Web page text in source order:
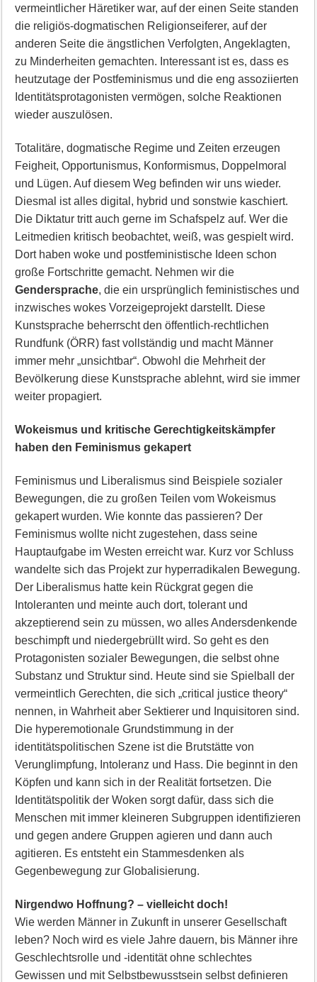
vermeintlicher Häretiker war, auf der einen Seite standen
die religiös-dogmatischen Religionseiferer, auf der
anderen Seite die ängstlichen Verfolgten, Angeklagten,
zu Minderheiten gemachten. Interessant ist es, dass es
heutzutage der Postfeminismus und die eng assoziierten
Identitätsprotagonisten vermögen, solche Reaktionen
wieder auszulösen.
Totalitäre, dogmatische Regime und Zeiten erzeugen
Feigheit, Opportunismus, Konformismus, Doppelmoral
und Lügen. Auf diesem Weg befinden wir uns wieder.
Diesmal ist alles digital, hybrid und sonstwie kaschiert.
Die Diktatur tritt auch gerne im Schafspelz auf. Wer die
Leitmedien kritisch beobachtet, weiß, was gespielt wird.
Dort haben woke und postfeministische Ideen schon
große Fortschritte gemacht. Nehmen wir die
Gendersprache, die ein ursprünglich feministisches und
inzwisches wokes Vorzeigeprojekt darstellt. Diese
Kunstsprache beherrscht den öffentlich-rechtlichen
Rundfunk (ÖRR) fast vollständig und macht Männer
immer mehr „unsichtbar“. Obwohl die Mehrheit der
Bevölkerung diese Kunstsprache ablehnt, wird sie immer
weiter propagiert.
Wokeismus und kritische Gerechtigkeitskämpfer
haben den Feminismus gekapert
Feminismus und Liberalismus sind Beispiele sozialer
Bewegungen, die zu großen Teilen vom Wokeismus
gekapert wurden. Wie konnte das passieren? Der
Feminismus wollte nicht zugestehen, dass seine
Hauptaufgabe im Westen erreicht war. Kurz vor Schluss
wandelte sich das Projekt zur hyperradikalen Bewegung.
Der Liberalismus hatte kein Rückgrat gegen die
Intoleranten und meinte auch dort, tolerant und
akzeptierend sein zu müssen, wo alles Andersdenkende
beschimpft und niedergebrüllt wird. So geht es den
Protagonisten sozialer Bewegungen, die selbst ohne
Substanz und Struktur sind. Heute sind sie Spielball der
vermeintlich Gerechten, die sich „critical justice theory“
nennen, in Wahrheit aber Sektierer und Inquisitoren sind.
Die hyperemotionale Grundstimmung in der
identitätspolitischen Szene ist die Brutstätte von
Verunglimpfung, Intoleranz und Hass. Die beginnt in den
Köpfen und kann sich in der Realität fortsetzen. Die
Identitätspolitik der Woken sorgt dafür, dass sich die
Menschen mit immer kleineren Subgruppen identifizieren
und gegen andere Gruppen agieren und dann auch
agitieren. Es entsteht ein Stammesdenken als
Gegenbewegung zur Globalisierung.
Nirgendwo Hoffnung? – vielleicht doch!
Wie werden Männer in Zukunft in unserer Gesellschaft
leben? Noch wird es viele Jahre dauern, bis Männer ihre
Geschlechtsrolle und -identität ohne schlechtes
Gewissen und mit Selbstbewusstsein selbst definieren